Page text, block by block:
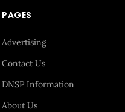
PAGES
Advertising
Contact Us
DNSP Information
About Us